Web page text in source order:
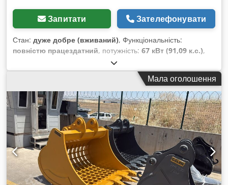
Запитати Зателефонувати
Стан: дуже добре (вживаний), Функціональність:
повністю працездатний, потужність: 67 кВт (91,09 к.с.),
9 800 кг, Рік виготовлення:
номер машини/транспортного засобу:
, відмінний стан Cjdpfx
Ajylmkxebwsha
Мала оголошення